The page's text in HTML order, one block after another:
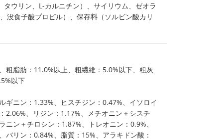
タウリン、L-カルニチン）、サイリウム、ゼオラ
没食子酸プロピル）、保存料（ソルビン酸カリ
粗脂肪：11.0%以上、粗繊維：5.0%以下、粗灰
以下
ギニン：1.33%、ヒスチジン：0.47%、イソロイ
2.06%、リジン：1.17%、メチオニン＋シスチ
ニン＋チロシン：1.87%、トレオニン：0.9%、
バリン：0.84%、脂質：15%、アラキドン酸：